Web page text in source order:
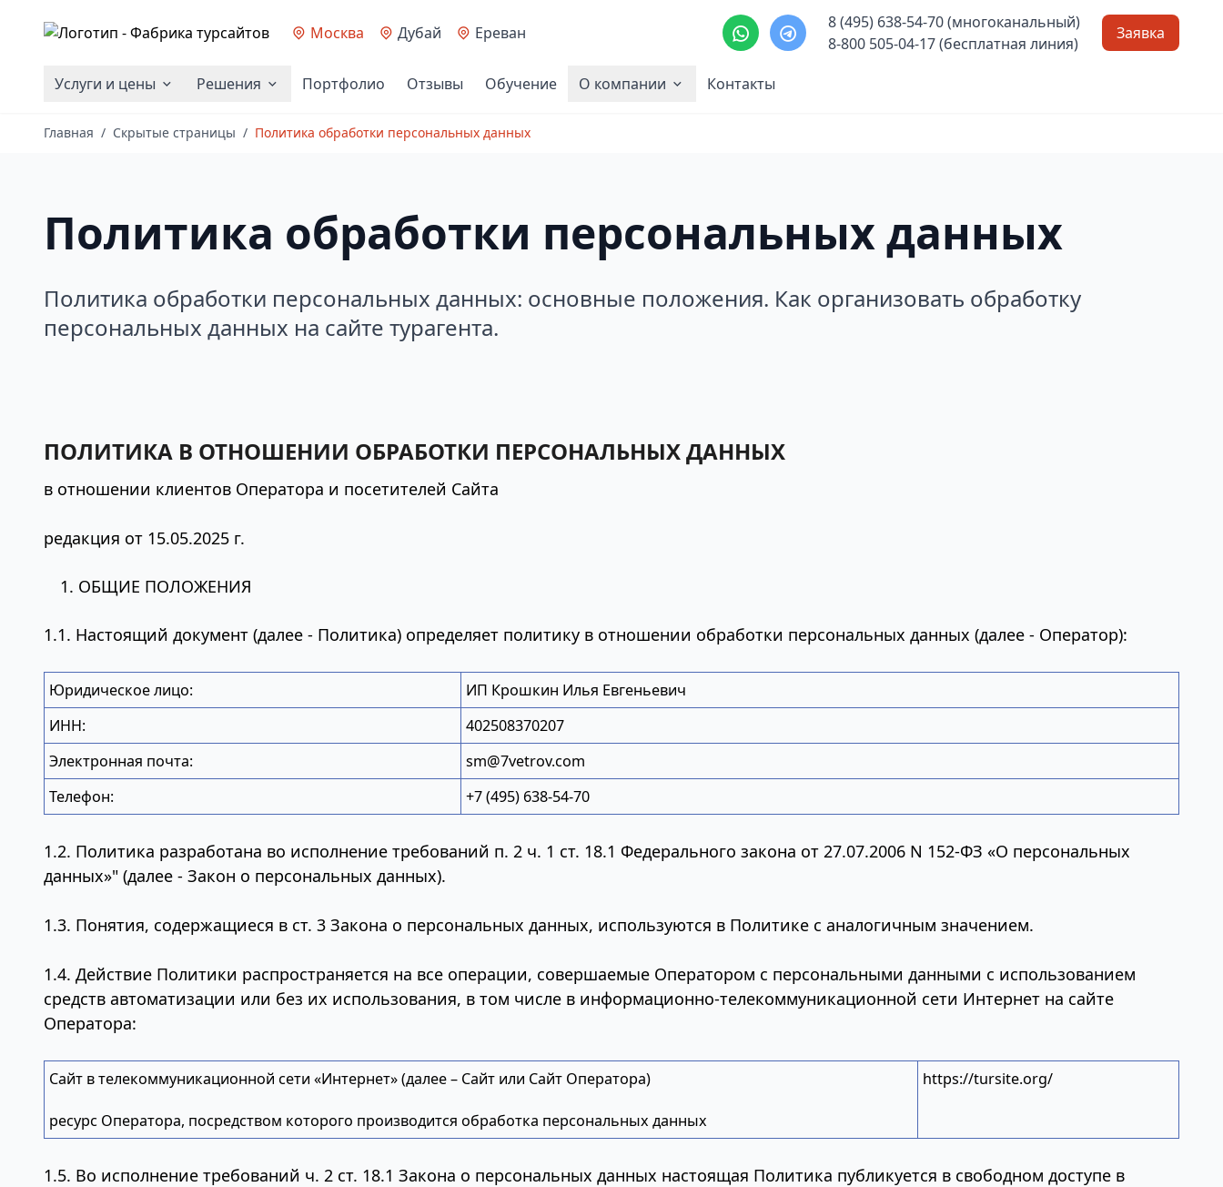
Москва Дубай Ереван
8 (495) 638-54-70 (многоканальный)
8-800 505-04-17 (бесплатная линия)
Заявка
Услуги и цены Решения Портфолио Отзывы Обучение О компании Контакты
Главная / Скрытые страницы / Политика обработки персональных данных
Политика обработки персональных данных
Политика обработки персональных данных: основные положения. Как организовать обработку
персональных данных на сайте турагента.
ПОЛИТИКА В ОТНОШЕНИИ ОБРАБОТКИ ПЕРСОНАЛЬНЫХ ДАННЫХ
в отношении клиентов Оператора и посетителей Сайта
редакция от 15.05.2025 г.
ОБЩИЕ ПОЛОЖЕНИЯ
1.1. Настоящий документ (далее - Политика) определяет политику в отношении обработки персональных данных (далее - Оператор):
Юридическое лицо:
ИП Крошкин Илья Евгеньевич
ИНН:
402508370207
Электронная почта:
sm@7vetrov.com
Телефон:
+7 (495) 638-54-70
1.2. Политика разработана во исполнение требований п. 2 ч. 1 ст. 18.1 Федерального закона от 27.07.2006 N 152-ФЗ «О персональных
данных»" (далее - Закон о персональных данных).
1.3. Понятия, содержащиеся в ст. 3 Закона о персональных данных, используются в Политике с аналогичным значением.
1.4. Действие Политики распространяется на все операции, совершаемые Оператором с персональными данными с использованием
средств автоматизации или без их использования, в том числе в информационно-телекоммуникационной сети Интернет на сайте
Оператора:
Сайт в телекоммуникационной сети «Интернет» (далее – Сайт или Сайт Оператора)
ресурс Оператора, посредством которого производится обработка персональных данных
https://tursite.org/
1.5. Во исполнение требований ч. 2 ст. 18.1 Закона о персональных данных настоящая Политика публикуется в свободном доступе в